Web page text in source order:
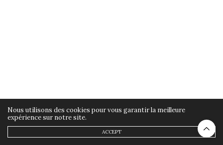
Nous utilisons des cookies pour vous garantir la meilleure
expérience sur notre site.
ACCEPT